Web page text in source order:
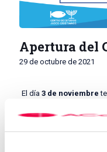
Apertura del
29 de octubre de 2021
El día 3 de noviembre
2021-2022. Será en el